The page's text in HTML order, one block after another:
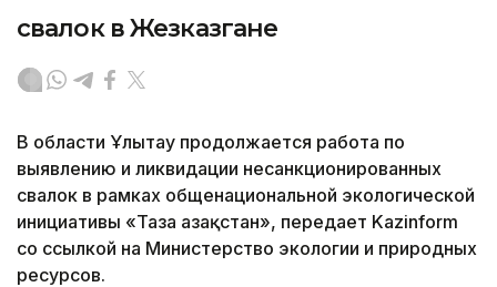
свалок в Жезказгане
В области Ұлытау продолжается работа по
выявлению и ликвидации несанкционированных
свалок в рамках общенациональной экологической
инициативы «Таза Қазақстан», передает Kazinform
со ссылкой на Министерство экологии и природных
ресурсов.